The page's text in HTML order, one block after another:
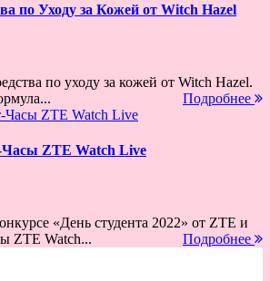
по Уходу за Кожей от Witch Hazel
по уходу за кожей от Witch Hazel.
Подробнее
ZTE Watch Live
«День студента 2022» от ZTE и
ZTE Watch...
Подробнее